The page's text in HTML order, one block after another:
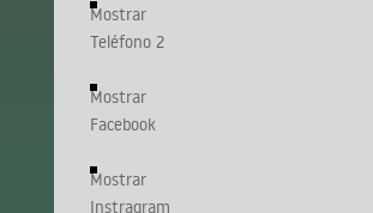
Mostrar
Teléfono 2
Mostrar
Facebook
Mostrar
Instragram